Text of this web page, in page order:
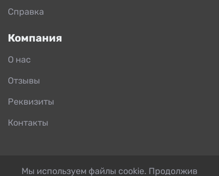
Справка
Компания
О нас
Отзывы
Реквизиты
Контакты
Мы используем файлы cookie. Продолжив